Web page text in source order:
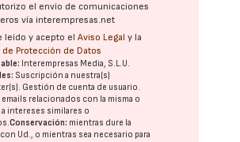
el envío de comunicaciones
vía interempresas.net
leído y acepto elAviso Legal y la
de Protección de Datos
Interempresas Media, S.L.U.
Suscripción a nuestra(s)
Gestión de cuenta de usuario.
emails relacionados con la misma o
intereses similares o
Conservación: mientras dure la
Ud., o mientras sea necesario para